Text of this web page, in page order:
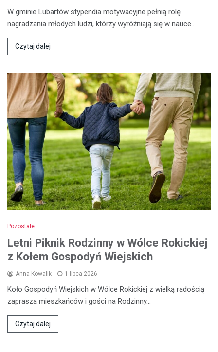
W gminie Lubartów stypendia motywacyjne pełnią rolę
nagradzania młodych ludzi, którzy wyróżniają się w nauce…
Czytaj dalej
Pozostałe
Letni Piknik Rodzinny w Wólce Rokickiej
z Kołem Gospodyń Wiejskich
Anna Kowalik 1 lipca 2026
Koło Gospodyń Wiejskich w Wólce Rokickiej z wielką radością
zaprasza mieszkańców i gości na Rodzinny…
Czytaj dalej